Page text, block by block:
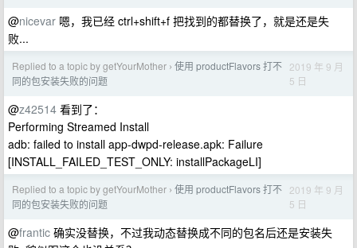
@nicevar 嗯，我已经 ctrl+shift+f 把找到的都替换了，就是还是失
败...
Replied to a topic by getYourMother › 使用 productFlavors 打不
同的包安装失败的问题
2019 年 9 月
5 日
@z42514 看到了：
Performing Streamed Install
adb: failed to install app-dwpd-release.apk: Failure
[INSTALL_FAILED_TEST_ONLY: installPackageLI]
Replied to a topic by getYourMother › 使用 productFlavors 打不
同的包安装失败的问题
2019 年 9 月
5 日
@frantic 确实没替换，不过我动态替换成不同的包名后还是安装失